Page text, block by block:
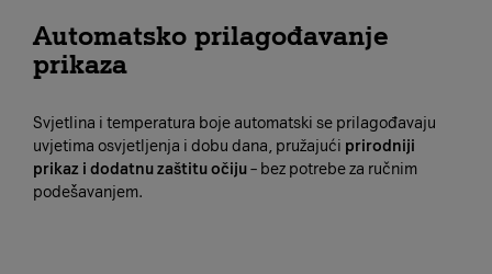
Automatsko prilagođavanje
prikaza
Svjetlina i temperatura boje automatski se prilagođavaju
uvjetima osvjetljenja i dobu dana, pružajući prirodniji
prikaz i dodatnu zaštitu očiju– bez potrebe za ručnim
podešavanjem.